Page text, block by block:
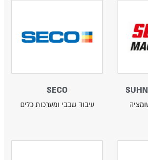
SECO
עיבוד שבבי ומערכות כלים